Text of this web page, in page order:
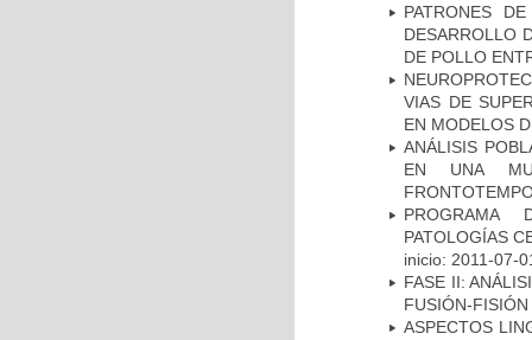
PATRONES
DESARROLLO
DE POLLO
VIAS DE
EN MODELOS
ANÁLISIS
EN UNA
PROGRAMA
PATOLOGÍAS
inicio: 2011-07-
FASE II:
FUSIÓN-
ASPECTOS